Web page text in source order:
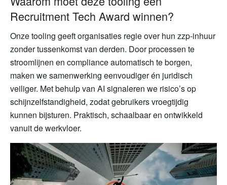
Recruitment Tech Award winnen?
Onze tooling geeft organisaties regie over hun zzp-inhuur
zonder tussenkomst van derden. Door processen te
stroomlijnen en compliance automatisch te borgen,
maken we samenwerking eenvoudiger én juridisch
veiliger. Met behulp van AI signaleren we risico’s op
schijnzelfstandigheid, zodat gebruikers vroegtijdig
kunnen bijsturen. Praktisch, schaalbaar en ontwikkeld
vanuit de werkvloer.